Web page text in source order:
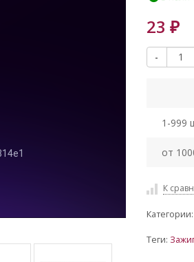
23 ₽
-
1-999
от
К
Категории:
Теги: